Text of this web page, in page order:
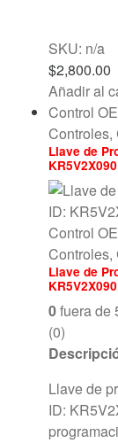
SKU: n/a
$2,800.00
Añadir al
Control
Controles,
Llave de
Control
Controles,
Llave de
0fuera de
(0)
Llave de
ID: